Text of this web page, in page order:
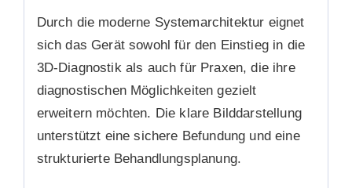
Durch die moderne Systemarchitektur eignet
sich das Gerät sowohl für den Einstieg in die
3D-Diagnostik als auch für Praxen, die ihre
diagnostischen Möglichkeiten gezielt
erweitern möchten. Die klare Bilddarstellung
unterstützt eine sichere Befundung und eine
strukturierte Behandlungsplanung.